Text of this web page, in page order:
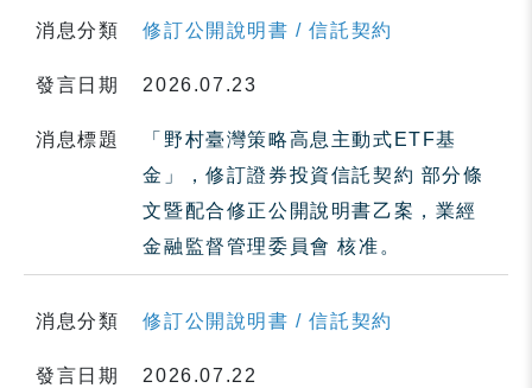
消息分類 修訂公開說明書 / 信託契約
發言日期 2026.07.23
消息標題
「野村臺灣策略高息主動式ETF基
金」，修訂證券投資信託契約 部分條
文暨配合修正公開說明書乙案，業經
金融監督管理委員會 核准。
消息分類 修訂公開說明書 / 信託契約
發言日期 2026.07.22